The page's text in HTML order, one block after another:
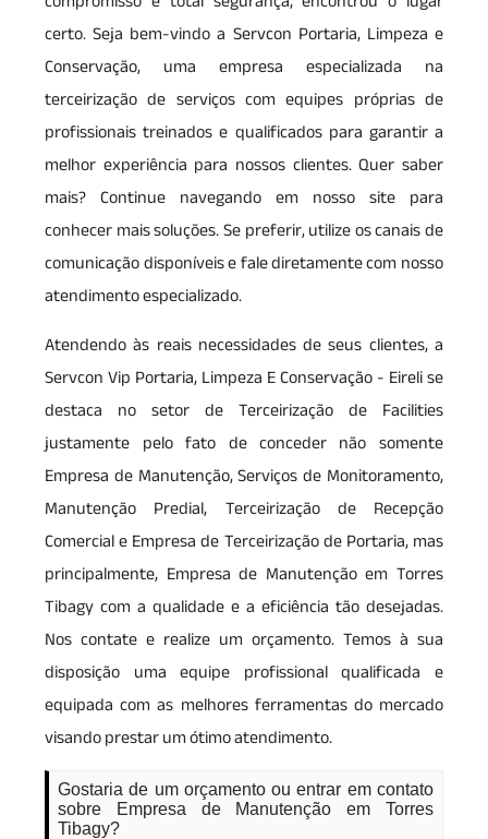
certo. Seja bem-vindo a Servcon Portaria, Limpeza e
Conservação, uma empresa especializada na
terceirização de serviços com equipes próprias de
profissionais treinados e qualificados para garantir a
melhor experiência para nossos clientes. Quer saber
mais? Continue navegando em nosso site para
conhecer mais soluções. Se preferir, utilize os canais de
comunicação disponíveis e fale diretamente com nosso
atendimento especializado.
Atendendo às reais necessidades de seus clientes, a
Servcon Vip Portaria, Limpeza E Conservação - Eireli se
destaca no setor de Terceirização de Facilities
justamente pelo fato de conceder não somente
Empresa de Manutenção, Serviços de Monitoramento,
Manutenção Predial, Terceirização de Recepção
Comercial e Empresa de Terceirização de Portaria, mas
principalmente, Empresa de Manutenção em Torres
Tibagy com a qualidade e a eficiência tão desejadas.
Nos contate e realize um orçamento. Temos à sua
disposição uma equipe profissional qualificada e
equipada com as melhores ferramentas do mercado
visando prestar um ótimo atendimento.
Gostaria de um orçamento ou entrar em contato
sobre Empresa de Manutenção em Torres
Tibagy?